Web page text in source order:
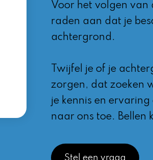
Voor het volgen van
raden aan dat je
achtergrond.
Twijfel je of je
zorgen, dat zoeken
je kennis en
naar ons toe. Bellen
Stel een vraag